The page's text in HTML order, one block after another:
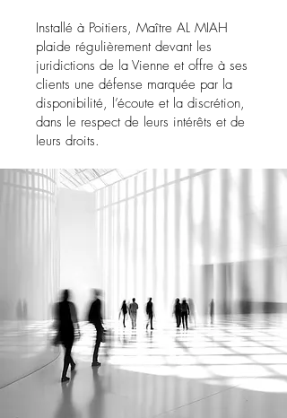
Installé à Poitiers, Maître AL MIAH
plaide régulièrement devant les
juridictions de la Vienne et offre à ses
clients une défense marquée par la
disponibilité, l’écoute et la discrétion,
dans le respect de leurs intérêts et de
leurs droits.